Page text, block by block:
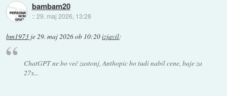
bambam20
::29. maj 2026, 13:28
bm1973 je29. maj 2026 ob 10:20izjavil:
ChatGPT ne bo več zastonj, Anthopic bo tudi nabil cene, baje za
27x...